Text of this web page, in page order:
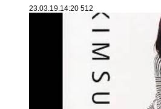
23.03.19.14:20 512